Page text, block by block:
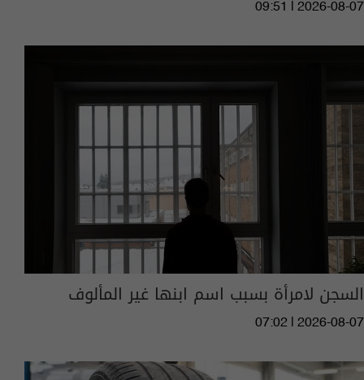
09:51 | 2026-08-07
السجن لامرأة بسبب اسم ابنها غير المألوف
07:02 | 2026-08-07